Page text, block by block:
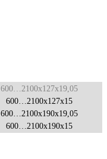
600…2100x127x19,05
600…2100x127x15
600…2100x190x19,05
600…2100x190x15